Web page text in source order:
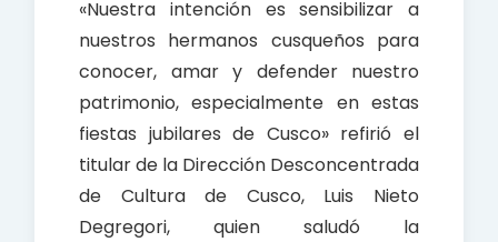
«Nuestra intención es sensibilizar a
nuestros hermanos cusqueños para
conocer, amar y defender nuestro
patrimonio, especialmente en estas
fiestas jubilares de Cusco» refirió el
titular de la Dirección Desconcentrada
de Cultura de Cusco, Luis Nieto
Degregori, quien saludó la